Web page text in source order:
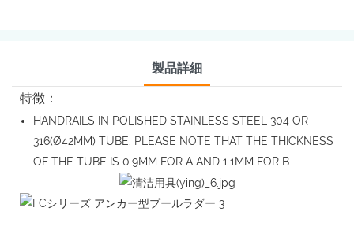
製品詳細
特徴：
HANDRAILS IN POLISHED STAINLESS STEEL 304 OR
316(Ø42MM) TUBE. PLEASE NOTE THAT THE THICKNESS
OF THE TUBE IS 0.9MM FOR A AND 1.1MM FOR B.